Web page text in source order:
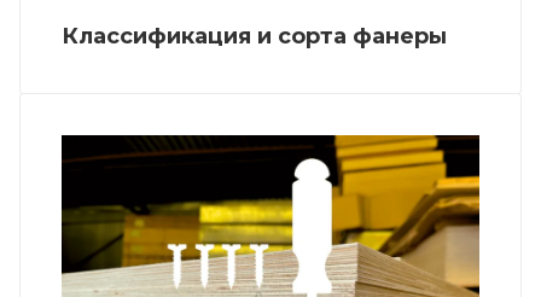
Классификация и сорта фанеры